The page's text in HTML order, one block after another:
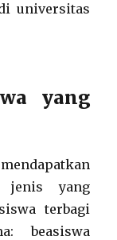
universitas
yang
jenis yang
terbagi
beasiswa